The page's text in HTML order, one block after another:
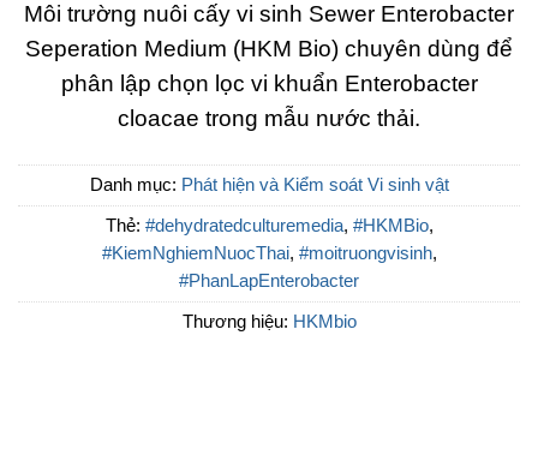
Môi trường nuôi cấy vi sinh Sewer Enterobacter
Seperation Medium (HKM Bio) chuyên dùng để
phân lập chọn lọc vi khuẩn Enterobacter
cloacae trong mẫu nước thải.
Danh mục: Phát hiện và Kiểm soát Vi sinh vật
Thẻ: #dehydratedculturemedia, #HKMBio,
#KiemNghiemNuocThai, #moitruongvisinh,
#PhanLapEnterobacter
Thương hiệu: HKMbio